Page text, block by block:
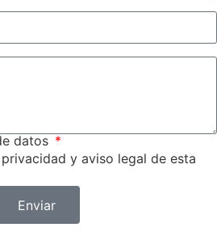
datos
y aviso legal de esta
Enviar